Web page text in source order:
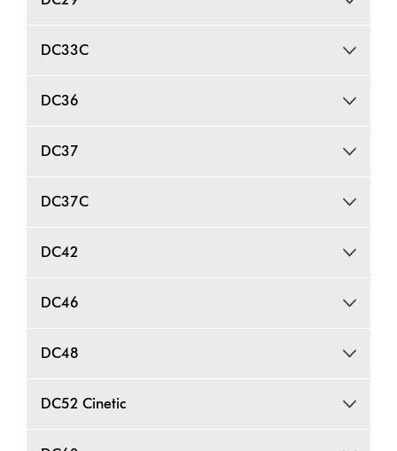
DC33C
DC36
DC37
DC37C
DC42
DC46
DC48
DC52 Cinetic